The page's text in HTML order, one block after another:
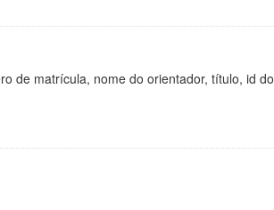
de matrícula, nome do orientador, título, id do